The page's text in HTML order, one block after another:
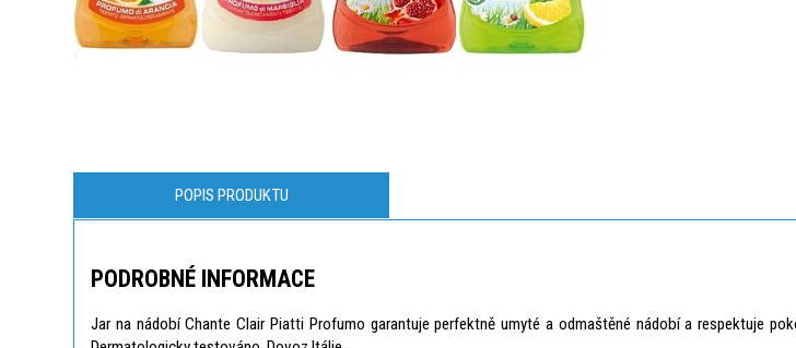
POPIS PRODUKTU
PODROBNÉ INFORMACE
Jar na nádobí Chante Clair Piatti Profumo garantuje perfektně umyté a odmaštěné nádobí a respektuje